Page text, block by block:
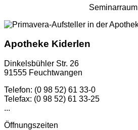
Seminarraum
Apotheke Kiderlen
Dinkelsbühler Str. 26
91555 Feuchtwangen
Telefon: (0 98 52) 61 33-0
Telefax: (0 98 52) 61 33-25
...
Öffnungszeiten